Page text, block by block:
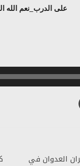
على الدرب_نعم الله
العدوان في